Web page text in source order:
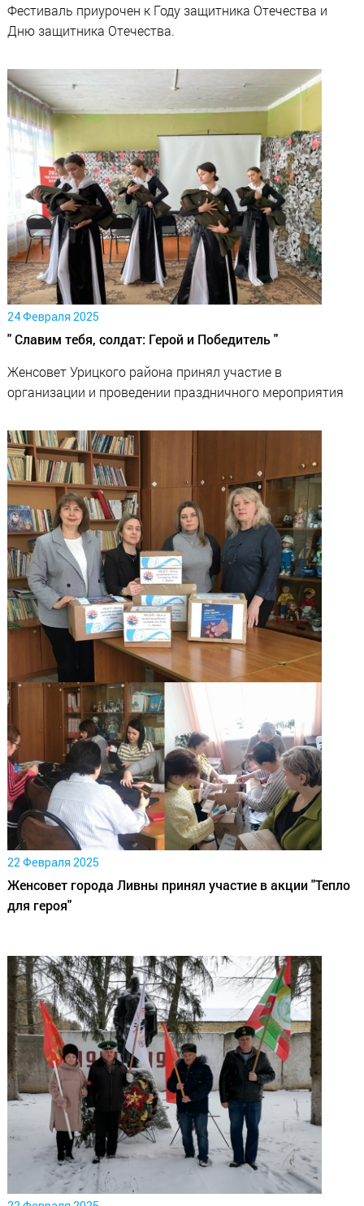
Фестиваль приурочен к Году защитника Отечества и
Дню защитника Отечества.
24 Февраля 2025
" Славим тебя, солдат: Герой и Победитель "
Женсовет Урицкого района принял участие в
организации и проведении праздничного мероприятия
22 Февраля 2025
Женсовет города Ливны принял участие в акции "Тепло
для героя"